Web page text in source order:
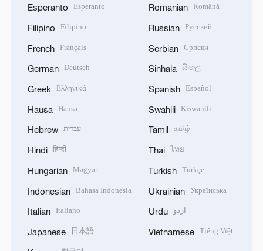
Esperanto Esperanto
Filipino Filipino
French Français
German Deutsch
Greek Ελληνικά
Hausa Hausa
Hebrew עברית
Hindi हिन्दी
Hungarian Magyar
Indonesian Bahasa Indonesia
Italian Italiano
Japanese 日本語
Romanian Română
Russian Русский
Serbian Српски
Sinhala සිංහල
Spanish Español
Swahili Kiswahili
Tamil தமிழ்
Thai ไทย
Turkish Türkçe
Ukrainian Українська
Urdu اردو
Vietnamese Tiếng Việt